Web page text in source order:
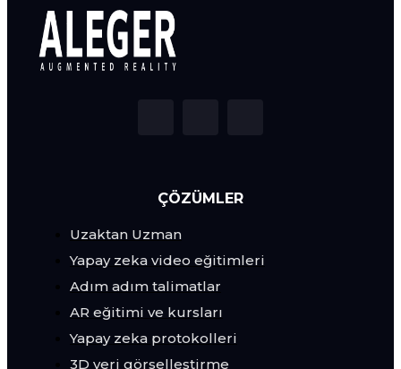
ÇÖZÜMLER
Uzaktan Uzman
Yapay zeka video eğitimleri
Adım adım talimatlar
AR eğitimi ve kursları
Yapay zeka protokolleri
3D veri görselleştirme